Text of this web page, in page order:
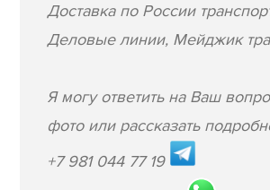
Доставка по России
Деловые линии, Мейджик
Я могу ответить на Ваш
фото или рассказать
+7 981 044 77 19